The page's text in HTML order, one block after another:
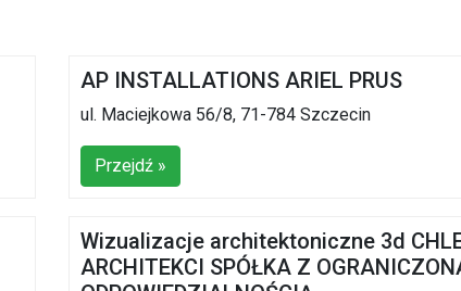
AP INSTALLATIONS ARIEL PRUS
ul. Maciejkowa 56/8, 71-784 Szczecin
Przejdź »
Wizualizacje architektoniczne 3d
ARCHITEKCI SPÓŁKA Z